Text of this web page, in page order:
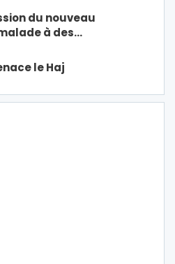
du nouveau
à des…
le Haj